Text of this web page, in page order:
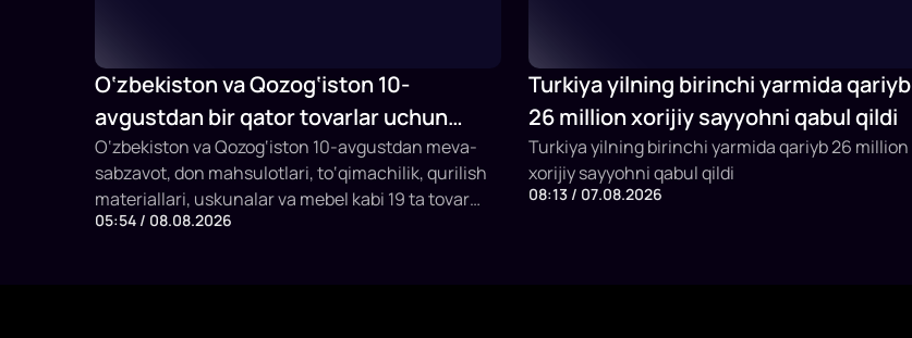
O‘zbekiston va Qozog‘iston 10-
avgustdan bir qator tovarlar uchun
savdodagi to‘siqlarni bekor qiladi
O‘zbekiston va Qozog‘iston 10-avgustdan meva-
sabzavot, don mahsulotlari, to‘qimachilik, qurilish
materiallari, uskunalar va mebel kabi 19 ta tovar
guruhi uchun tarif va notarif cheklovlarni bekor
05:54 / 08.08.2026
Turkiya yilning birinchi yarmida qariyb
26 million xorijiy sayyohni qabul qildi
Turkiya yilning birinchi yarmida qariyb 26 million
xorijiy sayyohni qabul qildi
08:13 / 07.08.2026